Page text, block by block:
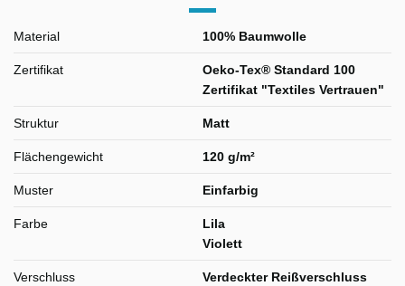
Material 100% Baumwolle
Zertifikat
Oeko-Tex® Standard 100
Zertifikat "Textiles Vertrauen"
Struktur Matt
Flächengewicht 120 g/m²
Muster Einfarbig
Farbe
Lila
Violett
Verschluss Verdeckter Reißverschluss